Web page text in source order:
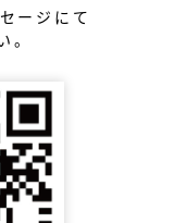
ージにて
。